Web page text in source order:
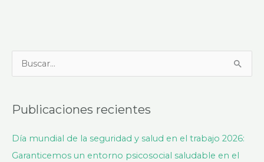
c
a
r
Publicaciones recientes
Día mundial de la seguridad y salud en el trabajo 2026:
Garanticemos un entorno psicosocial saludable en el